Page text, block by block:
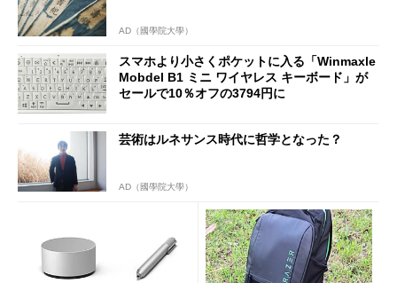
AD（國學院大學）
スマホより小さくポケットに入る「Winmaxle
Mobdel B1 ミニ ワイヤレス キーボード」が
セールで10％オフの3794円に
芸術はルネサンス時代に哲学となった？
AD（國學院大學）